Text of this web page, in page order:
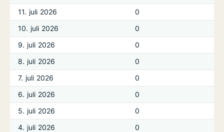
11. juli 2026
0
10. juli 2026
0
9. juli 2026
0
8. juli 2026
0
7. juli 2026
0
6. juli 2026
0
5. juli 2026
0
4. juli 2026
0